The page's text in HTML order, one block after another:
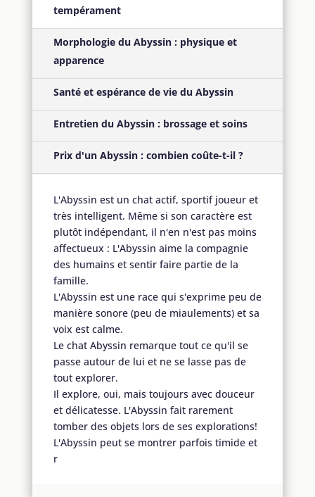
tempérament
Morphologie du Abyssin : physique et
apparence
Santé et espérance de vie du Abyssin
Entretien du Abyssin : brossage et soins
Prix d'un Abyssin : combien coûte-t-il ?
L'Abyssin est un chat actif, sportif joueur et
très intelligent. Même si son caractère est
plutôt indépendant, il n'en n'est pas moins
affectueux : L'Abyssin aime la compagnie
des humains et sentir faire partie de la
famille.
L'Abyssin est une race qui s'exprime peu de
manière sonore (peu de miaulements) et sa
voix est calme.
Le chat Abyssin remarque tout ce qu'il se
passe autour de lui et ne se lasse pas de
tout explorer.
Il explore, oui, mais toujours avec douceur
et délicatesse. L'Abyssin fait rarement
tomber des objets lors de ses explorations!
L'Abyssin peut se montrer parfois timide et
r